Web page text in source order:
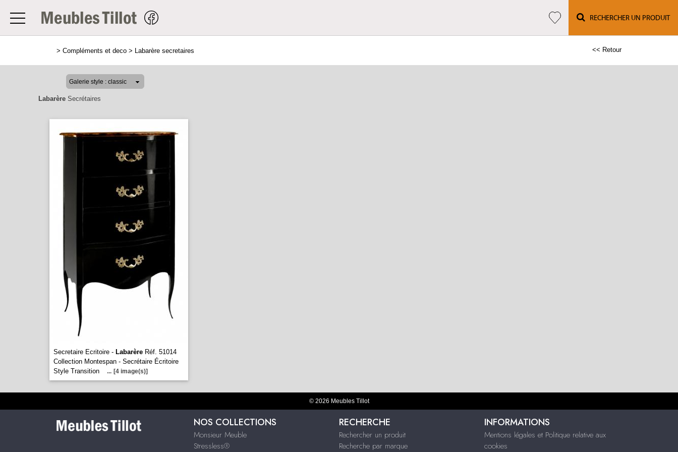
RECHERCHER UN PRODUIT
> Compléments et deco > Labarère secretaires << Retour
Labarère Secrétaires
Secretaire Ecritoire - Labarère Réf. 51014
Collection Montespan - Secrétaire Écritoire
Style Transition
... [4 image(s)]
© 2026 Meubles Tillot
NOS COLLECTIONS
Monsieur Meuble
Stressless®
RECHERCHE
Rechercher un produit
Recherche par marque
INFORMATIONS
Mentions légales et Politique relative aux
cookies